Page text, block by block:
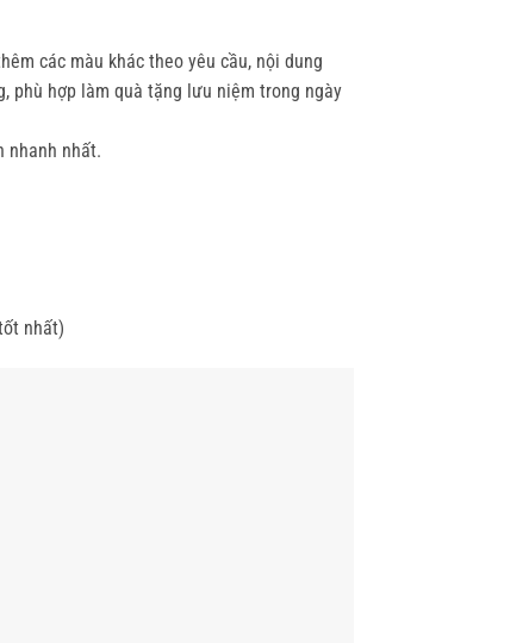
các màu khác theo yêu cầu, nội dung
phù hợp làm quà tặng lưu niệm trong ngày
nhanh nhất.
nhất)